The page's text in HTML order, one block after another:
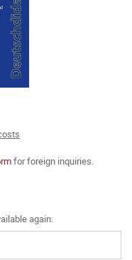
for foreign inquiries.
again: